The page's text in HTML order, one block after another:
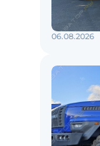
06.08.2026